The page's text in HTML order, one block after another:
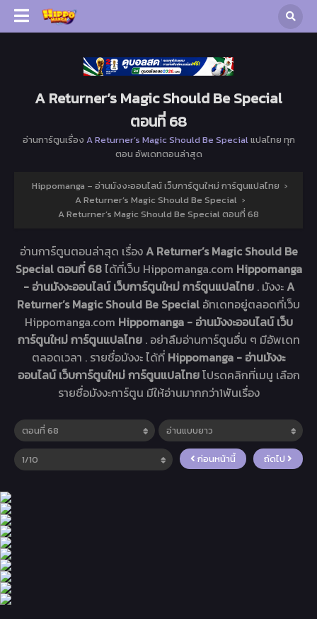
A Returner’s Magic Should Be Special
ตอนที่ 68
อ่านการ์ตูนเรื่อง A Returner’s Magic Should Be Specialแปลไทย ทุก
ตอน อัพเดทตอนล่าสุด
Hippomanga – อ่านมังงะออนไลน์ เว็บการ์ตูนใหม่ การ์ตูนแปลไทย ›
A Returner’s Magic Should Be Special ›
A Returner’s Magic Should Be Special ตอนที่ 68
อ่านการ์ตูนตอนล่าสุด เรื่องA Returner’s Magic Should Be
Special ตอนที่ 68ได้ที่เว็บ Hippomanga.com Hippomanga
- อ่านมังงะออนไลน์ เว็บการ์ตูนใหม่ การ์ตูนแปลไทย . มังงะA
Returner’s Magic Should Be Special อัทเดทอยู่ตลอดที่เว็บ
Hippomanga.com Hippomanga - อ่านมังงะออนไลน์ เว็บ
การ์ตูนใหม่ การ์ตูนแปลไทย . อย่าลืมอ่านการ์ตูนอื่น ๆ มีอัพเดท
ตลอดเวลา . รายชื่อมังงะ ได้ที่ Hippomanga - อ่านมังงะ
ออนไลน์ เว็บการ์ตูนใหม่ การ์ตูนแปลไทยโปรดคลิกที่เมนู เลือก
รายชื่อมังงะการ์ตูน มีให้อ่านมากกว่า1พันเรื่อง
ก่อนหน้านี้ ถัดไป